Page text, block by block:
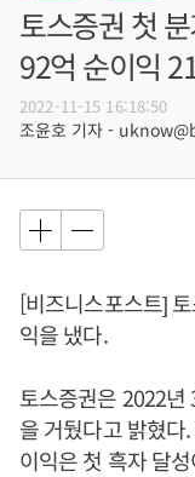
토스증권 첫
92억 순이익
2022-11-15 16:18:50
조윤호 기자 -
[비즈니스포스트]
익을 냈다.
토스증권은 2022년
을 거뒀다고 밝혔
이익은 첫 흑자 달